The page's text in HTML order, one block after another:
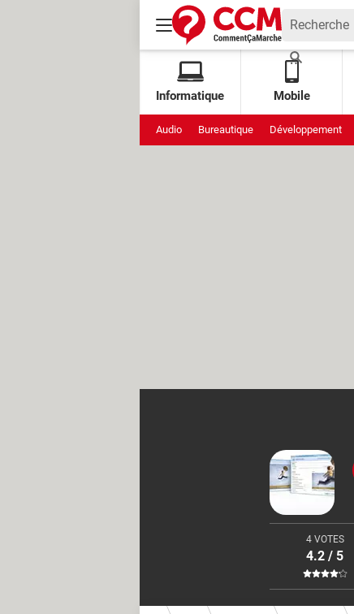
Informatique Mobile
Audio Bureautique Développement
4 VOTES
4.2 / 5